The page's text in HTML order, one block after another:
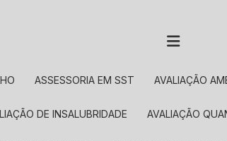
ASSESSORIA EM SST AVALIAÇÃO
DE INSALUBRIDADE AVALIAÇÃO